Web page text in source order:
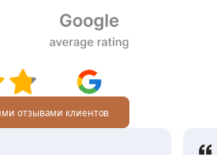
отзывами клиентов